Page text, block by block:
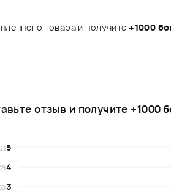
товара и получите+1000
отзыв и получите +1000
5
4
3